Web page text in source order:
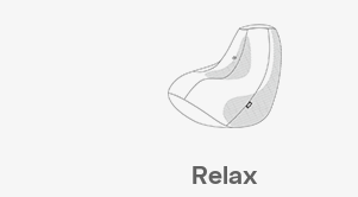
Relax